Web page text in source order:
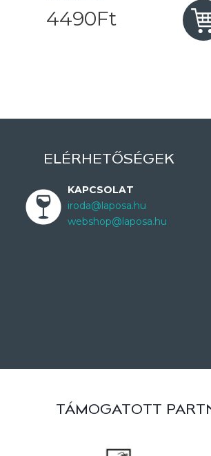
4490Ft
ELÉRHETŐSÉGEK
KAPCSOLAT
iroda@laposa.hu
webshop@laposa.hu
TÁMOGATOTT